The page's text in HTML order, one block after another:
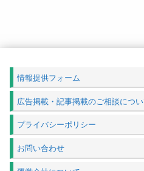
情報提供フォーム
広告掲載・記事掲載のご相談につ
プライバシーポリシー
お問い合わせ